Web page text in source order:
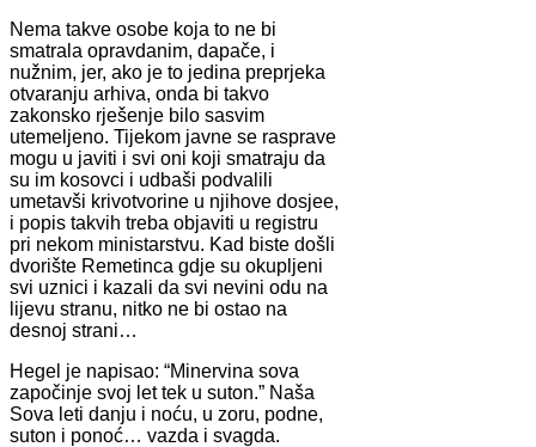
Nema takve osobe koja to ne bi
smatrala opravdanim, dapače, i
nužnim, jer, ako je to jedina preprjeka
otvaranju arhiva, onda bi takvo
zakonsko rješenje bilo sasvim
utemeljeno. Tijekom javne se rasprave
mogu u javiti i svi oni koji smatraju da
su im kosovci i udbaši podvalili
umetavši krivotvorine u njihove dosjee,
i popis takvih treba objaviti u registru
pri nekom ministarstvu. Kad biste došli
dvorište Remetinca gdje su okupljeni
svi uznici i kazali da svi nevini odu na
lijevu stranu, nitko ne bi ostao na
desnoj strani…
Hegel je napisao: “Minervina sova
započinje svoj let tek u suton.” Naša
Sova leti danju i noću, u zoru, podne,
suton i ponoć… vazda i svagda.